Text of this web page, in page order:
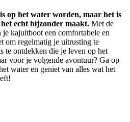
op het water worden, maar het is
echt bijzonder maakt. Met de
je kajuitboot een comfortabele en
om regelmatig je uitrusting te
te ontdekken die je leven op het
voor je volgende avontuur? Ga op
water en geniet van alles wat het